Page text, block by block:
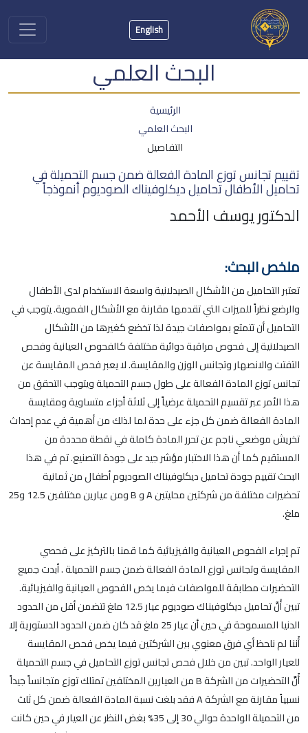
English
البحث العلمي
الرئيسية
البحث العلمي
التفاصيل
تقييم تجانس توزع المادة الفعالة ضمن جسم التحميلة في
تحاميل الأطفال تحاميل ديكلوفيناك الصوديوم أنموذجاً
الدكتور يوسف الأحمد
ملخص البحث:
تعتبر التحاميل من الأشكال الصيدلانية واسعة الاستخدام لدى الأطفال
والرضع نظراً للميزات التي تقدمها مقارنة مع الأشكال الفموية. يتوجب في
التحاميل أن تتمتع بمواصفات جيدة لذا تخضع كغيرها من الأشكال
الصيدلانية إلى فحوص مراقبة دوائية مختلفة كالفحوص العيانية وفحص
التفتت والانصهار وتجانس الوزن والمقايسة. لا يعبر فحص المقايسة عن
تجانس توزع المادة الفعالة على طول جسم التحميلة ويتوجب التحقق من
هذا الأمر عبر تقسيم التحميلة عرضياً إلى ثلاثة أجزاء متساوية ومقايسة
المادة الفعالة ضمن كل جزء على حدة لما لذلك من أهمية في عدم إحداث
تخريش موضعي ناجم عن تحرر المادة كاملة في نقطة محددة من
المستقيم كما أن هذا الاختبار مؤشر جيد على جودة التصنيع. تم في هذا
البحث تقييم جودة تحاميل ديكلوفيناك الصوديوم أطفال من ثمانية
تحضيرات مختلفة من شركتين محليتين A و B ومن عيارين مختلفين 12.5 و25
ملغ.
تم إجراء الفحوص العيانية والفيزيائية كما قمنا بالتركيز على فحصي
المقايسة وتجانس توزع المادة الفعالة ضمن جسم التحميلة . أبدت جميع
التحضيرات مطابقة للمواصفات فيما يخص الفحوص العيانية والفيزيائية.
تبين أَنَّ تحاميل ديكلوفيناك صوديوم عيار 12.5 ملغ تتضمن أقل من الحدود
الدنيا المسموحة في حين أن عيار 25 ملغ قد كان ضمن الحدود الدستورية إلا
أَننا لم نلحظ أي فرق معنوي بين الشركتين فيما يخص فحص المقايسة
للعيار الواحد. تبين من خلال فحص تجانس توزع التحاميل في جسم التحميلة
أَنَّ التحضيرات من الشركة B من العيارين المختلفين تمتلك توزع متجانساً جيداً
نسبياً مقارنة مع الشركة A فقد بلغت نسبة المادة الفعالة ضمن كل ثلث
من التحميلة الواحدة حوالي 30 إلى 35% بغض النظر عن العيار في حين كانت